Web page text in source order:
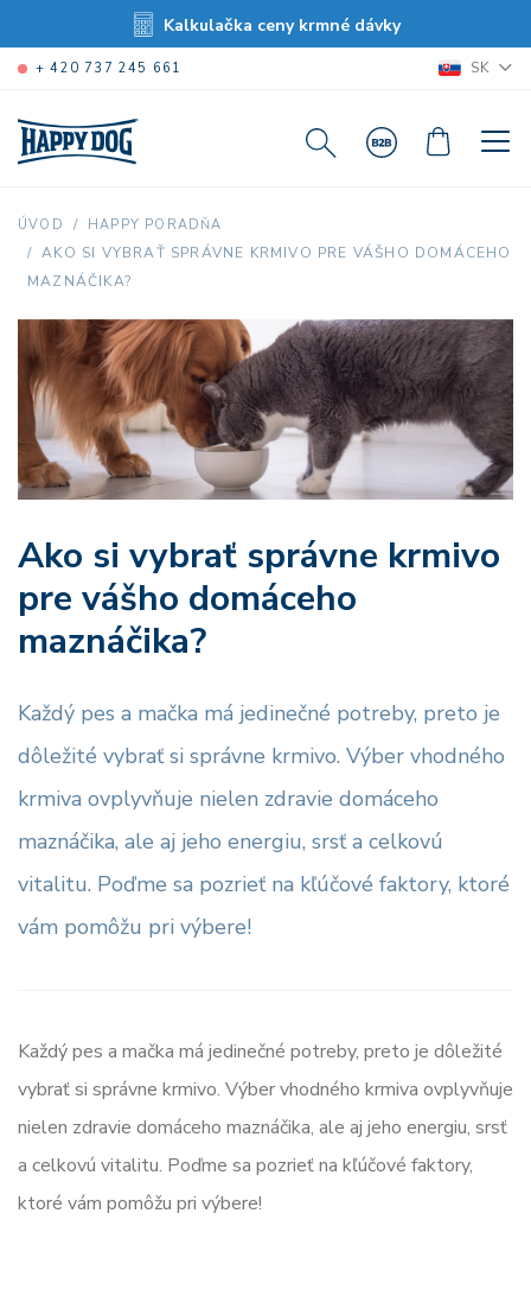
Kalkulačka ceny krmné dávky
+ 420 737 245 661 SK
ÚVOD HAPPY PORADŇA
AKO SI VYBRAŤ SPRÁVNE KRMIVO PRE VÁŠHO DOMÁCEHO
MAZNÁČIKA?
Ako si vybrať správne krmivo
pre vášho domáceho
maznáčika?
Každý pes a mačka má jedinečné potreby, preto je
dôležité vybrať si správne krmivo. Výber vhodného
krmiva ovplyvňuje nielen zdravie domáceho
maznáčika, ale aj jeho energiu, srsť a celkovú
vitalitu. Poďme sa pozrieť na kľúčové faktory, ktoré
vám pomôžu pri výbere!
Každý pes a mačka má jedinečné potreby, preto je dôležité
vybrať si správne krmivo. Výber vhodného krmiva ovplyvňuje
nielen zdravie domáceho maznáčika, ale aj jeho energiu, srsť
a celkovú vitalitu. Poďme sa pozrieť na kľúčové faktory,
ktoré vám pomôžu pri výbere!